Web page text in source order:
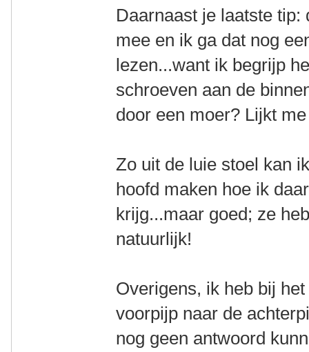
Daarnaast je laatste
mee en ik ga dat nog
lezen...want ik begrijp
schroeven aan de
door een moer? Lijkt
Zo uit de luie stoel kan
hoofd maken hoe ik
krijg...maar goed; ze
natuurlijk!
Overigens, ik heb bij
voorpijp naar de
nog geen antwoord